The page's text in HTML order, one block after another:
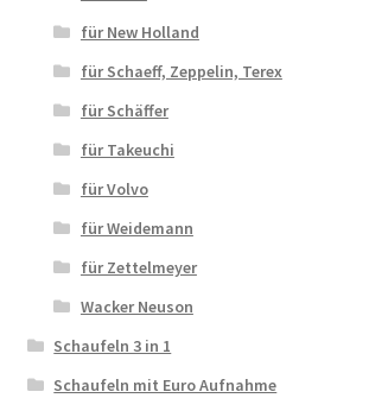
für New Holland
für Schaeff, Zeppelin, Terex
für Schäffer
für Takeuchi
für Volvo
für Weidemann
für Zettelmeyer
Wacker Neuson
Schaufeln 3 in 1
Schaufeln mit Euro Aufnahme